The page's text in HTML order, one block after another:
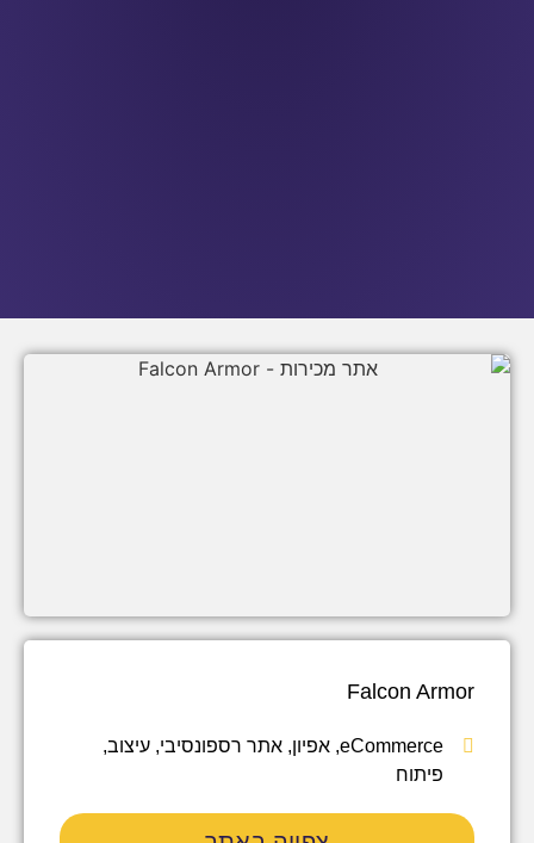
Falcon Armor
eCommerce
, אפיון, אתר רספונסיבי, עיצוב,
פיתוח